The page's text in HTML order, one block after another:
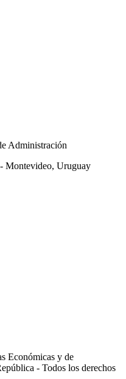
Administración
Montevideo, Uruguay
Económicas y de
- Todos los derechos